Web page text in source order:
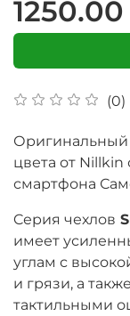
(0)
Оригинальный
цвета от
смартфона
Cерия чехлов
имеет
углам с
и грязи, а
тактильными